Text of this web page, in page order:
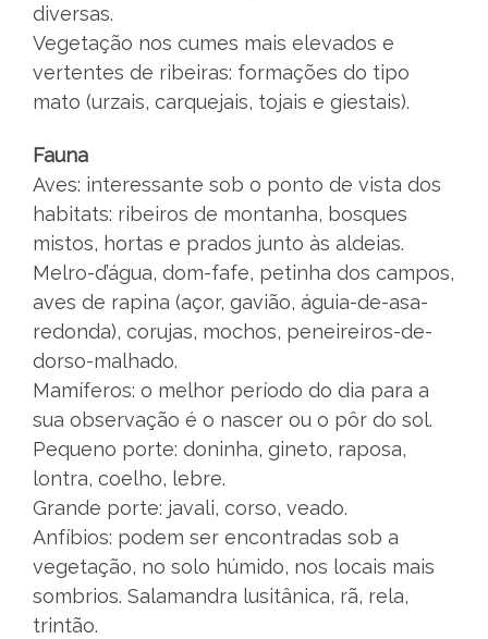
diversas.
Vegetação nos cumes mais elevados e
vertentes de ribeiras: formações do tipo
mato (urzais, carquejais, tojais e giestais).
Fauna
Aves: interessante sob o ponto de vista dos
habitats: ribeiros de montanha, bosques
mistos, hortas e prados junto às aldeias.
Melro-d’água, dom-fafe, petinha dos campos,
aves de rapina (açor, gavião, águia-de-asa-
redonda), corujas, mochos, peneireiros-de-
dorso-malhado.
Mamíferos: o melhor período do dia para a
sua observação é o nascer ou o pôr do sol.
Pequeno porte: doninha, gineto, raposa,
lontra, coelho, lebre.
Grande porte: javali, corso, veado.
Anfíbios: podem ser encontradas sob a
vegetação, no solo húmido, nos locais mais
sombrios. Salamandra lusitânica, rã, rela,
trintão.